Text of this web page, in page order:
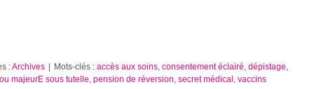
:Archives | Mots-clés : accès aux soins consentement éclairé dépistage
majeurE sous tutelle pension de réversion secret médical vaccins